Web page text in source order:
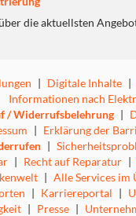
die aktuellsten
| Digitale Inhalte |
Informationen nach
/ Widerrufsbelehrung |
| Erklärung der
|
| Recht auf Reparatur |
| Alle Services im
| Karriereportal |
| Presse |